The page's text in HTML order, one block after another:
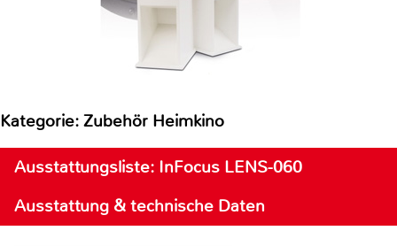
Kategorie: Zubehör Heimkino
Ausstattungsliste: InFocus LENS-060
Ausstattung & technische Daten